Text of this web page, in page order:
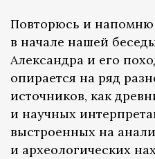
Повторюсь и
в начале нашей
Александра и его
опирается на ряд
источников, как
и научных
выстроенных на
и археологических